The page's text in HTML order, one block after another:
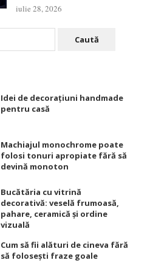
iulie 28, 2026
Idei de decorațiuni handmade
pentru casă
Machiajul monochrome poate
folosi tonuri apropiate fără să
devină monoton
Bucătăria cu vitrină
decorativă: veselă frumoasă,
pahare, ceramică și ordine
vizuală
Cum să fii alături de cineva fără
să folosești fraze goale